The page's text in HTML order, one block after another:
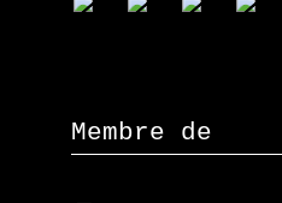
Membre de